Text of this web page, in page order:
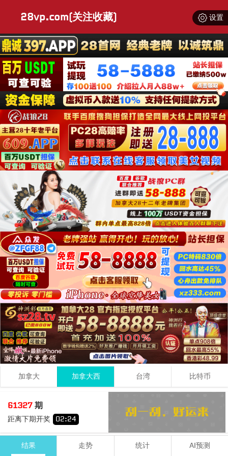
设置
28vp.com(关注收藏)
加拿大 加拿大西 台湾 比特币
61327期
距离下期开奖 02:24
3 + 1 7 11
期号 号码
结果 走势 统计 AI预测